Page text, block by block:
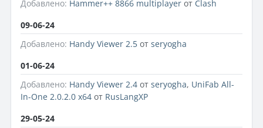
Добавлено: Hammer++ 8866 multiplayer от Clash
09-06-24
Добавлено: Handy Viewer 2.5 от seryogha
01-06-24
Добавлено: Handy Viewer 2.4 от seryogha, UniFab All-
In-One 2.0.2.0 x64 от RusLangXP
29-05-24